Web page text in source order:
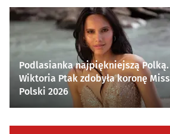
Podlasianka najpiękniejszą Polką.
Wiktoria Ptak zdobyła koronę Miss
Polski 2026